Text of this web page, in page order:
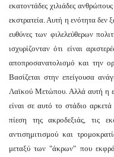
εκατοντάδες χιλιάδες
εκστρατεία. Αυτή η ενότητα δεν
ευθύνες των φιλελεύθερων
ισχυρίζονταν ότι είναι
αποπροσανατολισμό και την
Βασίζεται στην επείγουσα
Λαϊκού Μετώπου. Αλλά αυτή η
είναι σε αυτό το στάδιο αρκετά
πίεση της ακροδεξιάς, τις
αντισημιτισμού και
μεταξύ των "άκρων" που